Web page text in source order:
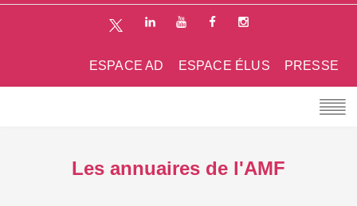
PRESSE
ESPACE ÉLUS
ESPACE AD
Les annuaires de l'AMF